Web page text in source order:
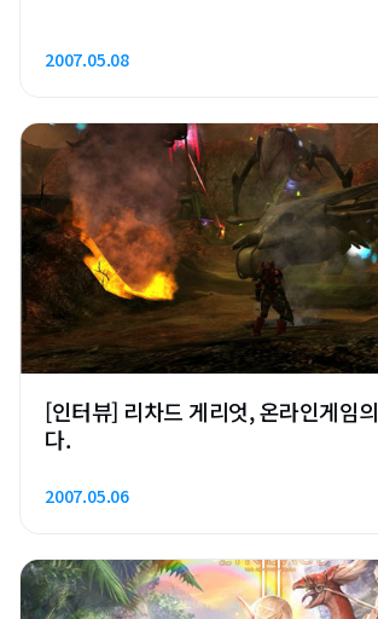
2007.05.08
[인터뷰] 리차드 게리엇, 온라인게임
다.
2007.05.06